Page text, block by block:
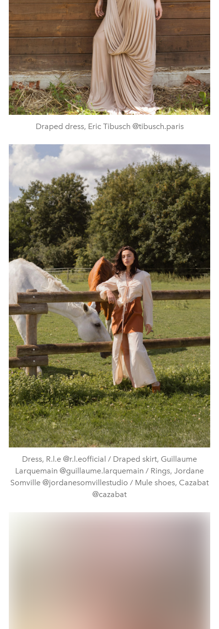
Draped dress, Eric Tibusch @tibusch.paris
Dress, R.l.e @r.l.eofficial / Draped skirt, Guillaume
Larquemain @guillaume.larquemain / Rings, Jordane
Somville @jordanesomvillestudio / Mule shoes, Cazabat
@cazabat